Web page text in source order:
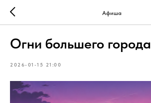
Афиша
Огни большего города
2026-01-15 21:00